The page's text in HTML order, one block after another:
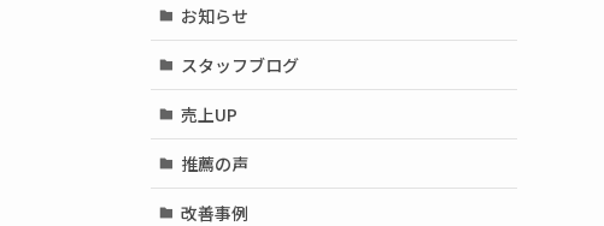
お知らせ
スタッフブログ
売上UP
推薦の声
改善事例